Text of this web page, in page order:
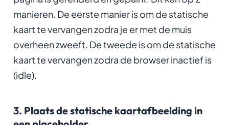
manieren. De eerste manier is om de statische
kaart te vervangen zodra je er met de muis
overheen zweeft. De tweede is om de statische
kaart te vervangen zodra de browser inactief is
(idle).
3. Plaats de statische kaartafbeelding in